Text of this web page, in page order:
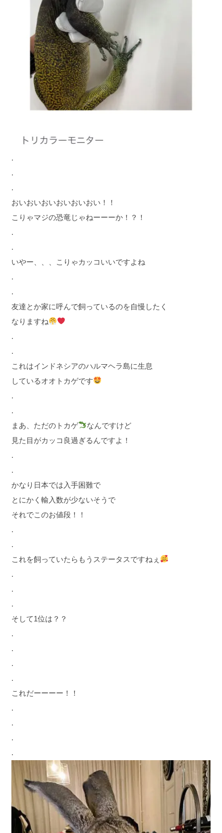
.
.
.
おいおいおいおいおいおい！！
こりゃマジの恐竜じゃねーーーか！？！
.
.
いやー、、、こりゃカッコいいですよね
.
.
友達とか家に呼んで飼っているのを自慢したく
なりますね
.
.
これはインドネシアのハルマヘラ島に生息
しているオオトカゲです
.
.
まあ、ただのトカゲ
なんですけど
見た目がカッコ良過ぎるんですよ！
.
.
かなり日本では入手困難で
とにかく輸入数が少ないそうで
それでこのお値段！！
.
.
これを飼っていたらもうステータスですねぇ
.
.
.
そして1位は？？
.
.
.
.
これだーーーー！！
.
.
.
.